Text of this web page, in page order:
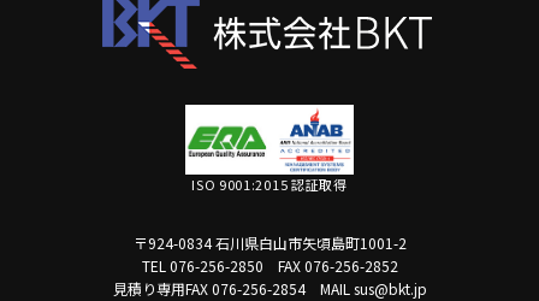
ISO 9001:2015 認証取得
〒924-0834 石川県白山市矢頃島町1001-2
TEL 076-256-2850
FAX 076-256-2852
見積り専用FAX 076-256-2854
MAIL sus@bkt.jp